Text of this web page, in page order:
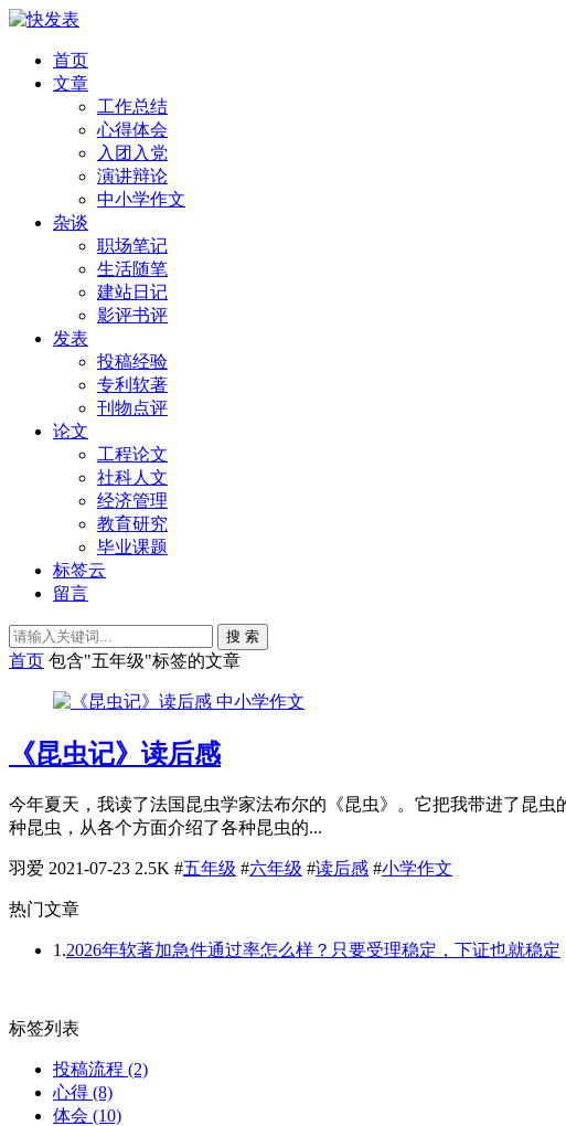
首页
文章
工作总结
心得体会
入团入党
演讲辩论
中小学作文
杂谈
职场笔记
生活随笔
建站日记
影评书评
发表
投稿经验
专利软著
刊物点评
论文
工程论文
社科人文
经济管理
教育研究
毕业课题
标签云
留言
搜 索
首页 包含"五年级"标签的文章
中小学作文
《昆虫记》读后感
今年夏天，我读了法国昆虫学家法布尔的《昆虫》。它把我带进了昆
种昆虫，从各个方面介绍了各种昆虫的...
羽爱 2021-07-23 2.5K #五年级 #六年级 #读后感 #小学作文
热门文章
1.2026年软著加急件通过率怎么样？只要受理稳定，下证也就稳定
标签列表
投稿流程 (2)
心得 (8)
体会 (10)